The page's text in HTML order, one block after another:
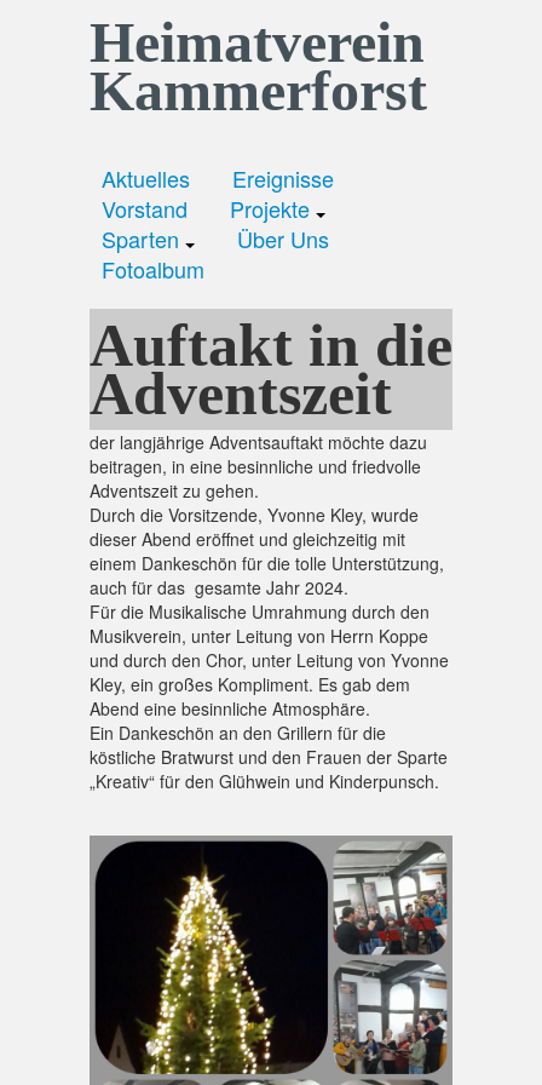
Heimatverein
Kammerforst
Aktuelles
Ereignisse
Vorstand
Projekte
Sparten
Über Uns
Fotoalbum
Auftakt in die
Adventszeit
der langjährige Adventsauftakt möchte dazu
beitragen, in eine besinnliche und friedvolle
Adventszeit zu gehen.
Durch die Vorsitzende, Yvonne Kley, wurde
dieser Abend eröffnet und gleichzeitig mit
einem Dankeschön für die tolle Unterstützung,
auch für das gesamte Jahr 2024.
Für die Musikalische Umrahmung durch den
Musikverein, unter Leitung von Herrn Koppe
und durch den Chor, unter Leitung von Yvonne
Kley, ein großes Kompliment. Es gab dem
Abend eine besinnliche Atmosphäre.
Ein Dankeschön an den Grillern für die
köstliche Bratwurst und den Frauen der Sparte
„Kreativ“ für den Glühwein und Kinderpunsch.